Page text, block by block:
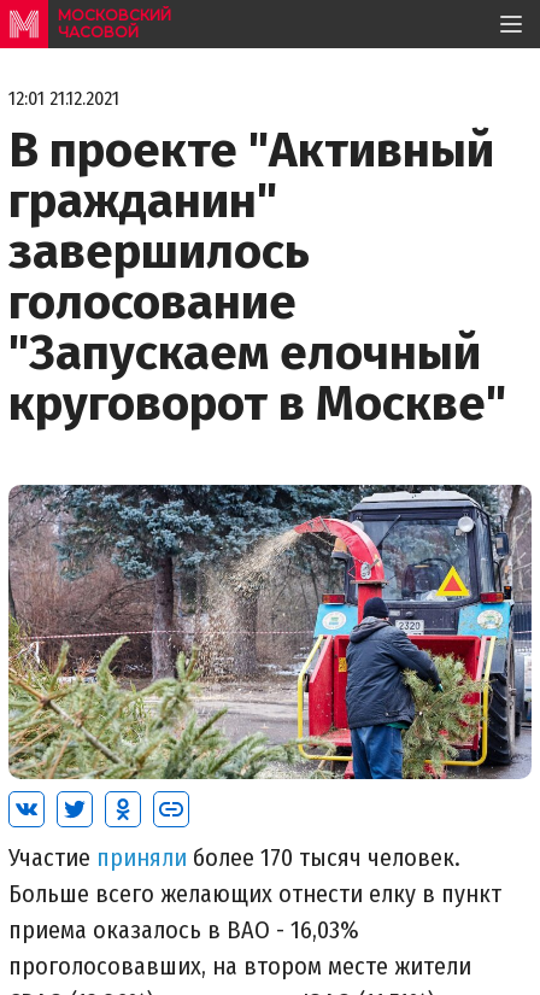
МОСКОВСКИЙ
ЧАСОВОЙ
12:01 21.12.2021
В проекте "Активный
гражданин"
завершилось
голосование
"Запускаем елочный
круговорот в Москве"
Участие приняли более 170 тысяч человек.
Больше всего желающих отнести елку в пункт
приема оказалось в ВАО - 16,03%
проголосовавших, на втором месте жители